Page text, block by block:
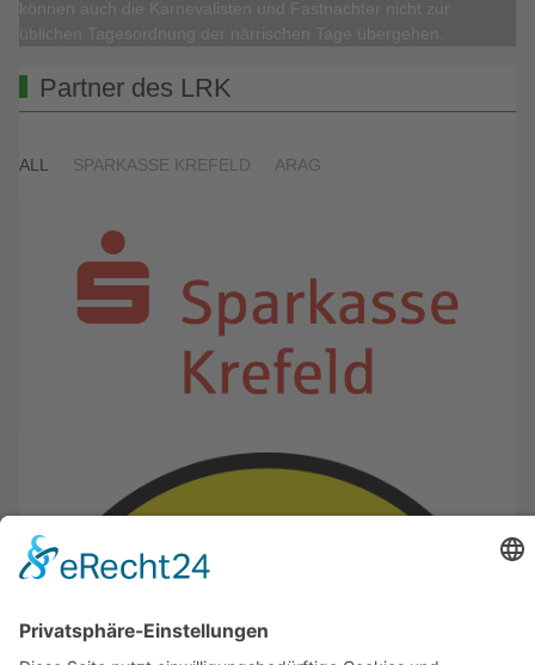
Partner des LRK
ALL SPARKASSE KREFELD ARAG